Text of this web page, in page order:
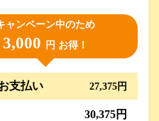
ャンペーン中のため
3,000 円 お得！
支払い 27,375円
30,375円